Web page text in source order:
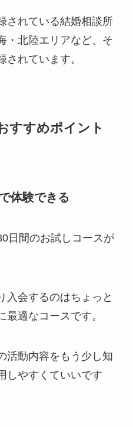
されている結婚相談所
・北陸エリアなど、そ
れています。
すすめポイント
体験できる
日間のお試しコースが
入会するのはちょっと
適なコースです。
活動内容をもう少し知
しやすくていいです